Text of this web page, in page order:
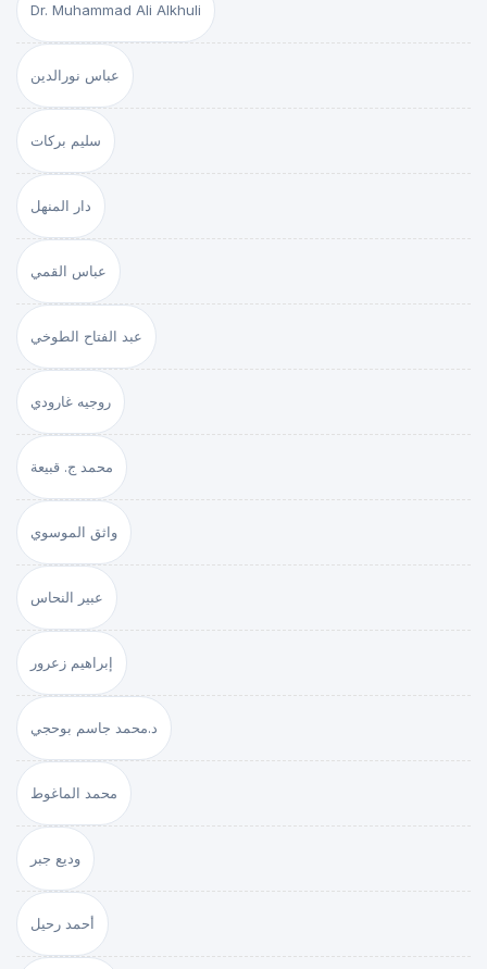
Dr. Muhammad Ali Alkhuli
عباس نورالدين
سليم بركات
دار المنهل
عباس القمي
عبد الفتاح الطوخي
روجيه غارودي
محمد ج. قبيعة
واثق الموسوي
عبير النحاس
إبراهيم زعرور
د.محمد جاسم بوحجي
محمد الماغوط
وديع جبر
أحمد رحيل